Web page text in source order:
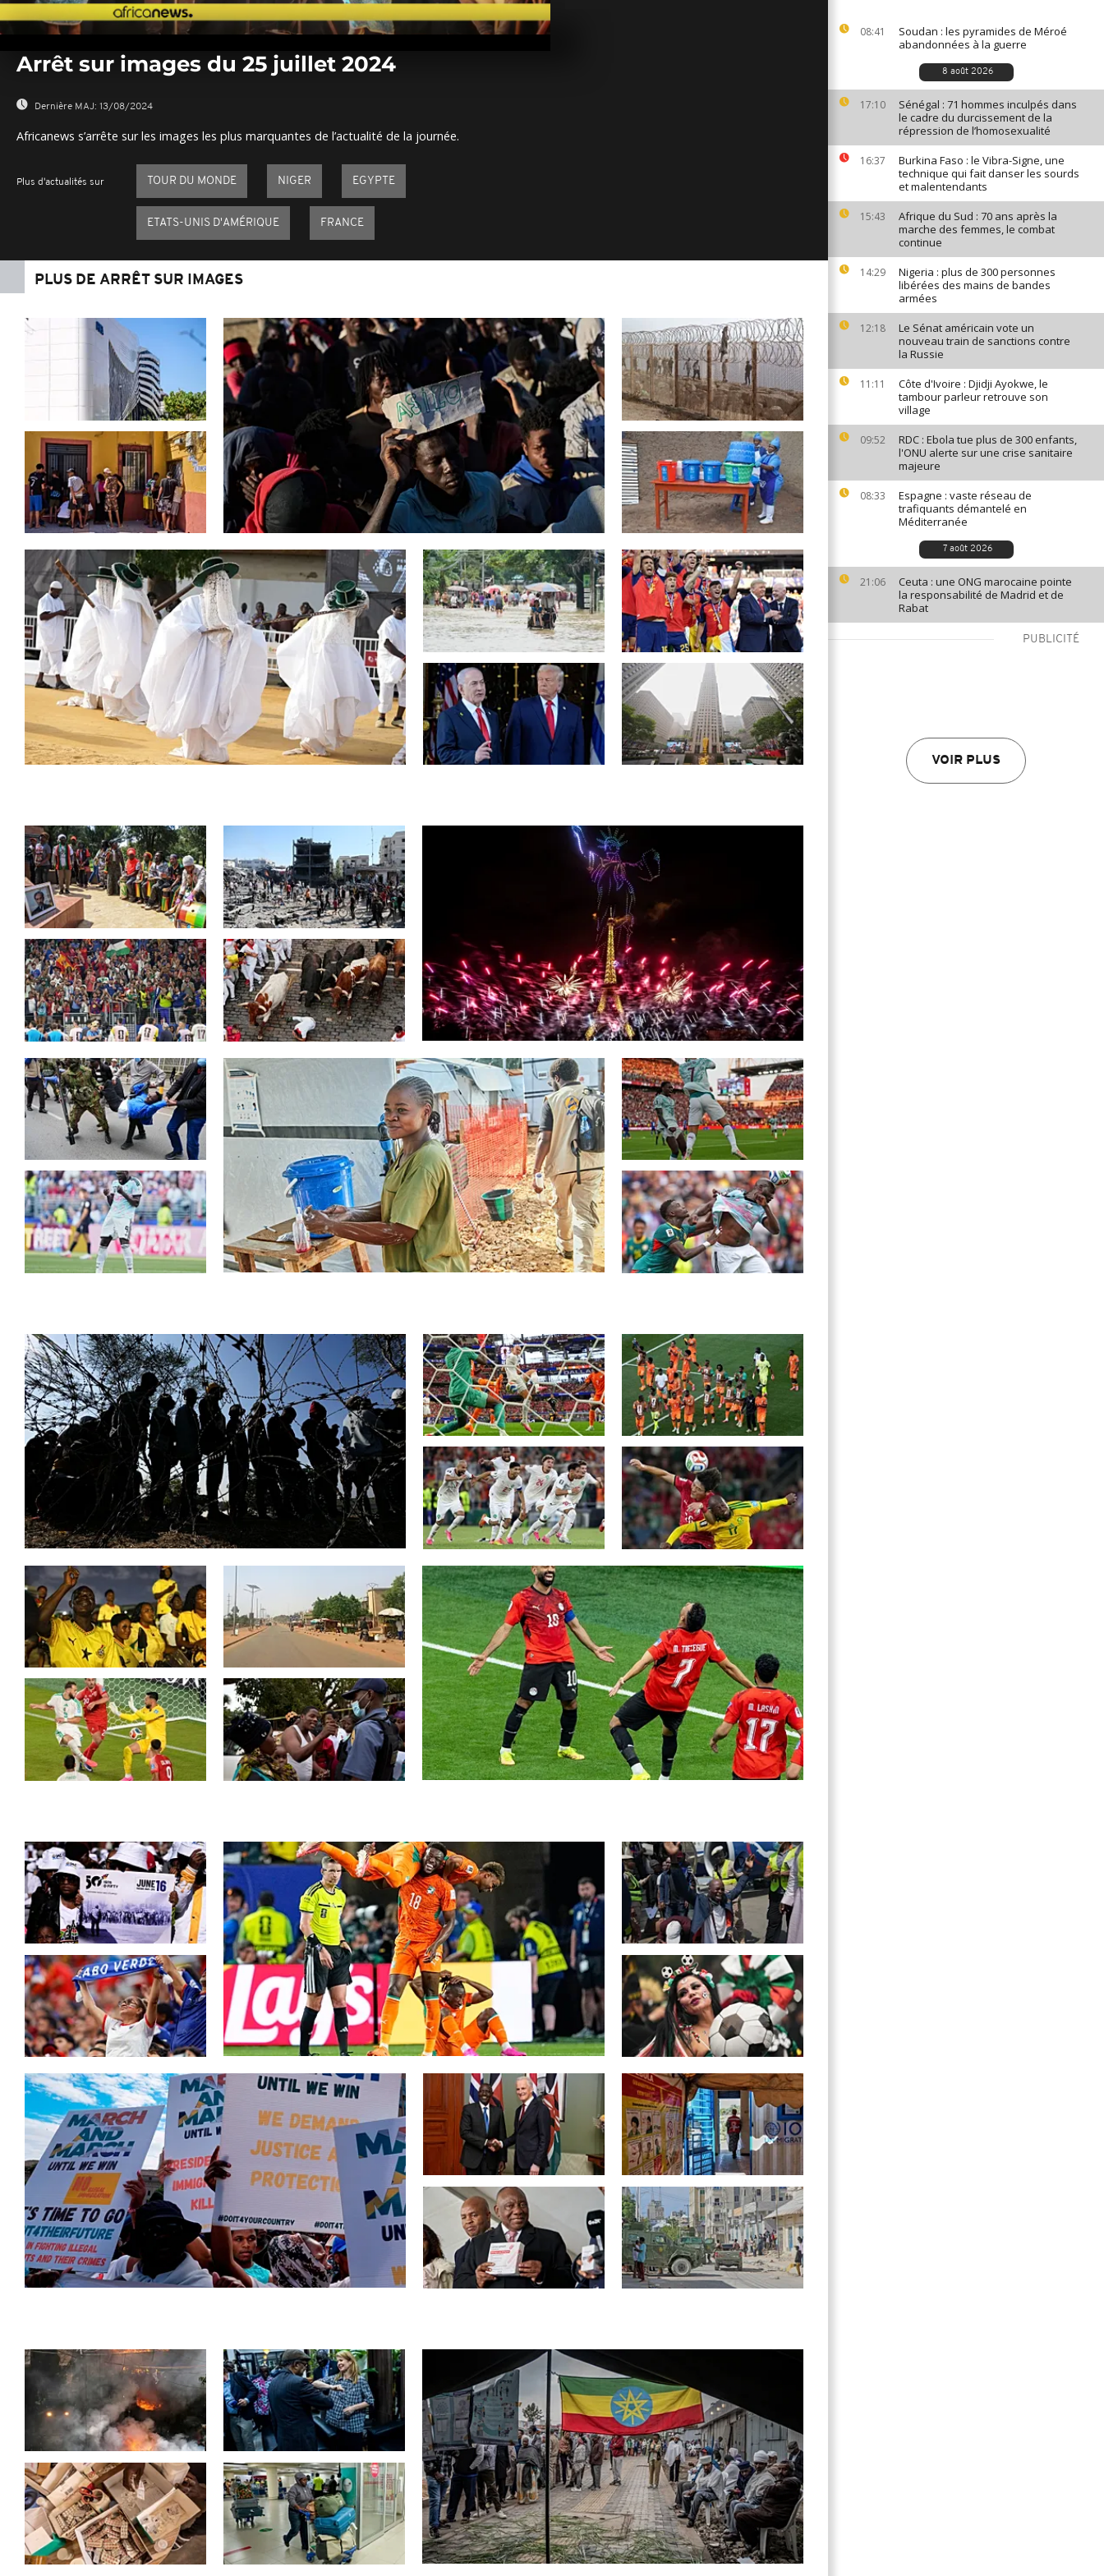
08:41
Soudan : les pyramides de Méroé
abandonnées à la guerre
8 août 2026
17:10
Sénégal : 71 hommes inculpés dans
le cadre du durcissement de la
répression de l’homosexualité
16:37
Burkina Faso : le Vibra-Signe, une
technique qui fait danser les sourds
et malentendants
15:43
Afrique du Sud : 70 ans après la
marche des femmes, le combat
continue
14:29
Nigeria : plus de 300 personnes
libérées des mains de bandes
armées
12:18
Le Sénat américain vote un
nouveau train de sanctions contre
la Russie
11:11
Côte d'Ivoire : Djidji Ayokwe, le
tambour parleur retrouve son
village
09:52
RDC : Ebola tue plus de 300 enfants,
l'ONU alerte sur une crise sanitaire
majeure
08:33
Espagne : vaste réseau de
trafiquants démantelé en
Méditerranée
7 août 2026
21:06
Ceuta : une ONG marocaine pointe
la responsabilité de Madrid et de
Rabat
PUBLICITÉ
VOIR PLUS
seconds
0%
Arrêt sur images du 25 juillet 2024
Dernière MAJ: 13/08/2024
Africanews s’arrête sur les images les plus marquantes de l’actualité de la journée.
Plus d'actualités sur TOUR DU MONDE NIGER EGYPTE
ETATS-UNIS D'AMÉRIQUE FRANCE
PLUS DE ARRÊT SUR IMAGES